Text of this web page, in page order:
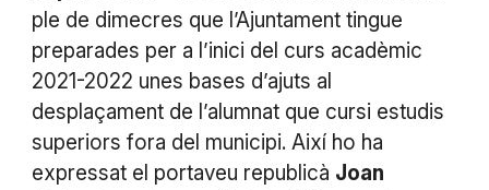
ple de dimecres que l’Ajuntament tingue
preparades per a l’inici del curs acadèmic
2021-2022 unes bases d’ajuts al
desplaçament de l’alumnat que cursi estudis
superiors fora del municipi. Així ho ha
expressat el portaveu republicà Joan